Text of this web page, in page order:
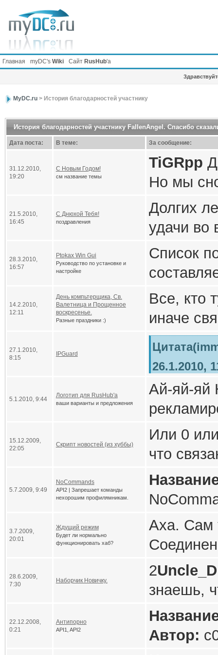
Главная myDC's Wiki Сайт RusHub'а
MyDC.ru> История благодарностей участнику
История благодарностей участнику FallenAngel. Спасибо
Дата поста: В теме: За сообщение:
31.12.2010,
19:20
С Новым Годом!
см название темы
TiGRpp
Но мы
ждать
снова
будут
твоим
Всех с
2011
будет
не будет
дабы вы
будут
месяцев
любовь,
Админам
юзверей,
Не
21.5.2010,
16:45
С Днюхой Тебя!
поздравления
Долгих
удачи во
28.3.2010,
16:57
Ptokax Win Gui
Руководство по установке и
настройке
Список
лично я
что Я
юзеров.
Другими
сможет
списку.
14.2.2010,
12:11
День компьтерщика, Св.
Валетница и Прощенное
воскресенье.
Разные праздники :)
Все, кто
иначе
Днем
всех вас.
чтобы
ломался
"Инфа"
Так же
27.1.2010,
8:15
IPGuard
26.1.2010,
если бы
не
Код
То есть
тебя
И еще,
5.1.2010, 9:44
Логотип для RusHub'а
ваши варианты и предложения
Ай-яй-яй
Россию.
Мне 1ый
А от
Лично
15.12.2009,
22:05
Скрипт новостей (из хуббы)
Или 0
что
5.7.2009, 9:49
NoCommands
API2 | Запрешает команды
нехорошим профилямникам.
Версия
Версия
команды
3.7.2009,
20:01
Ждущий режим
Будет ли нормально
функционировать хаб?
Аха. Сам
будет
при
будет
28.6.2009,
7:30
Наборчик Новичку.
2
знаешь,
скрипты
еще
оттуда и
22.12.2008,
0:21
Антипорно
API1, API2
Автор: